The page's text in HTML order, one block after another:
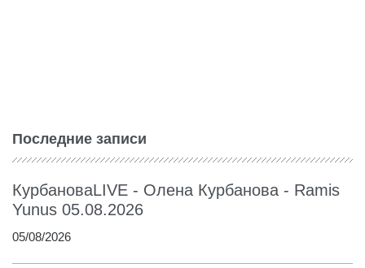
Последние записи
КурбановаLIVE - Олена Курбанова - Ramis
Yunus 05.08.2026
05/08/2026